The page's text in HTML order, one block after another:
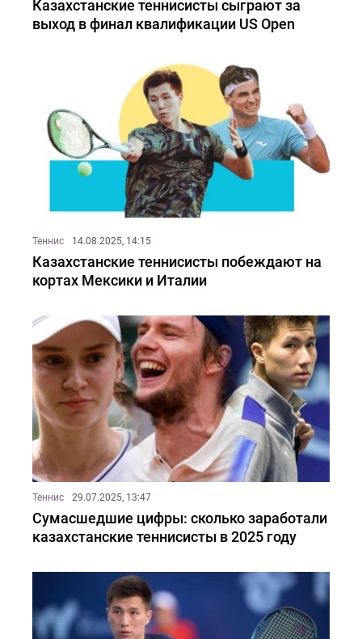
Казахстанские теннисисты сыграют за
выход в финал квалификации US Open
Теннис 14.08.2025, 14:15
Казахстанские теннисисты побеждают на
кортах Мексики и Италии
Теннис 29.07.2025, 13:47
Сумасшедшие цифры: сколько заработали
казахстанские теннисисты в 2025 году